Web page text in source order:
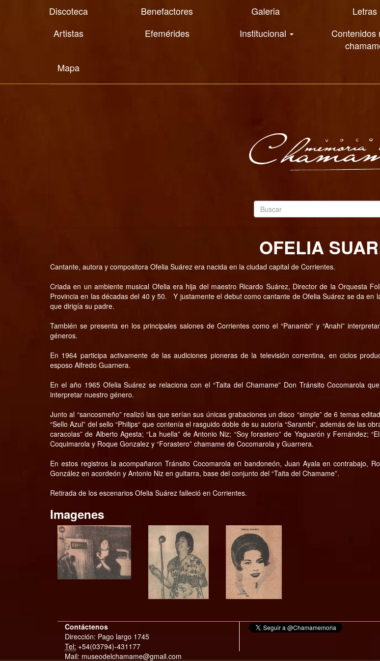
Discoteca Benefactores Galeria Letras
Artistas
Efemérides Institucional
Contenidos
Mapa
OFELIA
Cantante, autora y compositora Ofelia Suárez era nacida en la ciudad capital de Corrientes.
Criada en un ambiente musical Ofelia era hija del maestro Ricardo Suárez, Director de la Orquesta
Provincia en las décadas del 40 y 50. Y justamente el debut como cantante de Ofelia Suárez se da en
que dirigía su padre.
También se presenta en los principales salones de Corrientes como el “Panambi” y “Anahi”
géneros.
En 1964 participa activamente de las audiciones pioneras de la televisión correntina, en ciclos
esposo Alfredo Guarnera.
En el año 1965 Ofelia Suárez se relaciona con el “Taita del Chamame” Don Tránsito Cocomarola
interpretar nuestro género.
Junto al “sancosmeño” realizó las que serían sus únicas grabaciones un disco “simple” de 6 temas
“Sello Azul” del sello “Philips“ que contenía el rasguido doble de su autoría “Sarambi”, además de las
caracolas” de Alberto Agesta; “La huella” de Antonio Niz; “Soy forastero” de Yaguarón y Fernández;
Coquimarola y Roque Gonzalez y “Forastero” chamame de Cocomarola y Guarnera.
En estos registros la acompañaron Tránsito Cocomarola en bandoneón, Juan Ayala en contrabajo,
González en acordeón y Antonio Niz en guitarra, base del conjunto del “Taita del Chamame”.
Retirada de los escenarios Ofelia Suárez falleció en Corrientes.
Imagenes
Contáctenos
Dirección: Pago largo 1745
Tel: +54(03794)-431177
Mail: museodelchamame@gmail.com